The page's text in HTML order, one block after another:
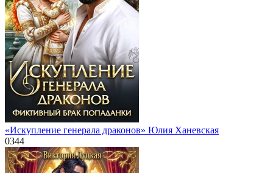
«Искупление генерала драконов» Юлия Ханевская
0344